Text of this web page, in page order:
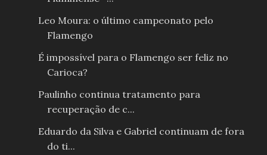
Leo Moura: o último campeonato pelo
Flamengo
É impossível para o Flamengo ser feliz no
Carioca?
Paulinho continua tratamento para
recuperação de c...
Eduardo da Silva e Gabriel continuam de fora
do ti...